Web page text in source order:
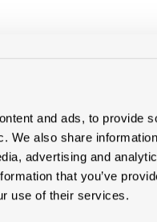
and ads, to provide
We also share
advertising and
that you’ve
use of their services.